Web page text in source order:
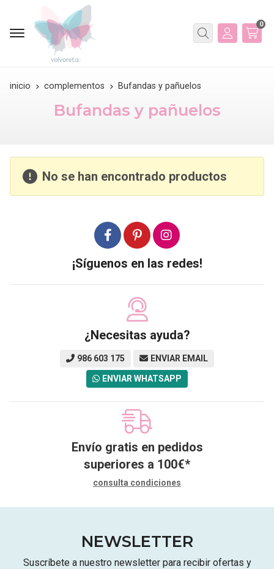
Buscar
0
inicio complementos Bufandas y pañuelos
Bufandas y pañuelos
No se han encontrado productos
¡Síguenos en las redes!
¿Necesitas ayuda?
986 603 175 ENVIAR EMAIL
ENVIAR WHATSAPP
Envío gratis en pedidos
superiores a 100€*
consulta condiciones
NEWSLETTER
Suscríbete a nuestro newsletter para recibir ofertas y